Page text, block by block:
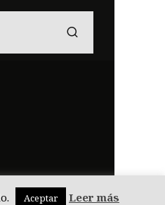
Aceptar Leer más